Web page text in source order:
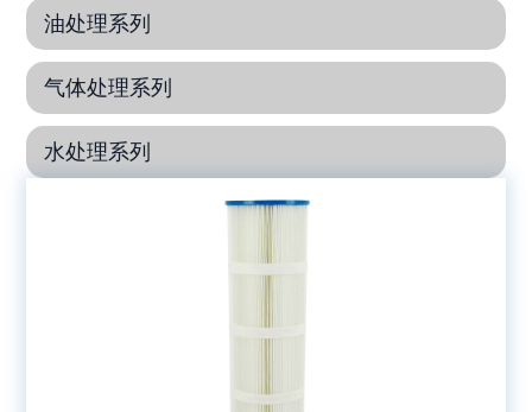
油处理系列
气体处理系列
水处理系列